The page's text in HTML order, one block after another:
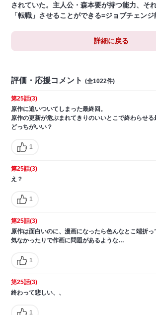
されていた。主人公・森本要が持つ能力、そ
「転職」させることができる=ジョブチェン
詳細に戻る
評価・応援コメント (全1022件)
第25話(3)
原作に追いついてしまった最終回。
原作の更新が危ぶまれてきりのいいとこで終わらせる
どっちがいい？
1
第25話(3)
え？
1
第25話(3)
原作は面白いのに、漫画になったら色んなとこ端折
気なかったりで作画に問題があるような…
1
第25話(3)
終わって悲しい、、
1